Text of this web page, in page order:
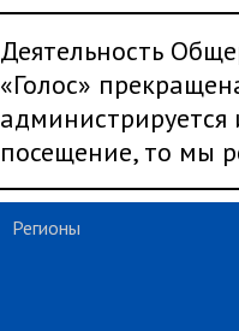
Деятельность
«Голос»
администрируется
посещение, то мы
Регионы